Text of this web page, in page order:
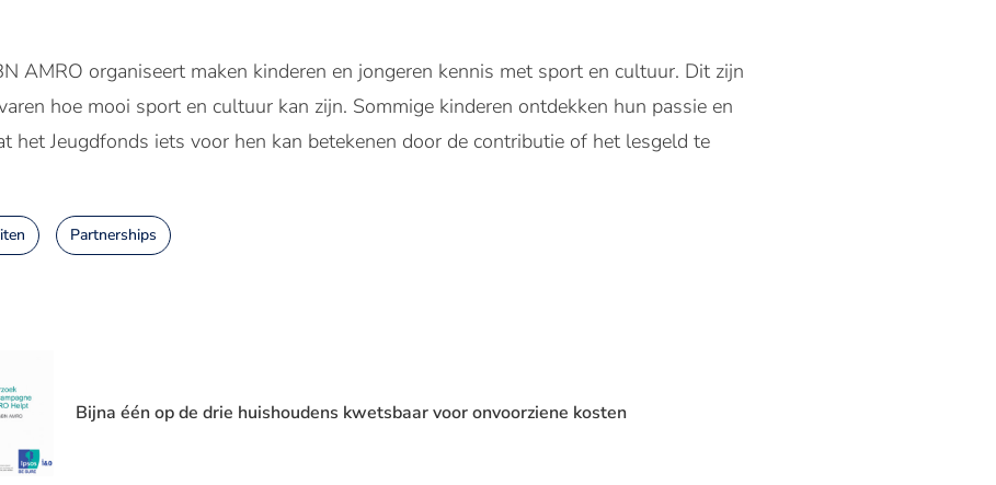
AMRO organiseert maken kinderen en jongeren kennis met sport en cultuur. Dit zijn
hoe mooi sport en cultuur kan zijn. Sommige kinderen ontdekken hun passie en
het Jeugdfonds iets voor hen kan betekenen door de contributie of het lesgeld te
Partnerships
Bijna één op de drie huishoudens kwetsbaar voor onvoorziene kosten